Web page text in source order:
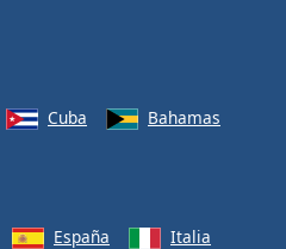
Cuba
Bahamas
España Italia